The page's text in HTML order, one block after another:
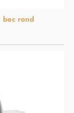
bec rond